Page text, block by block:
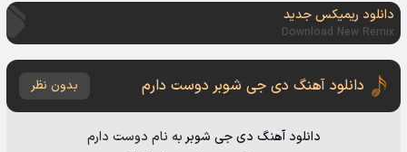
دانلود ریمیکس جدید
Download New Remix
دانلود آهنگ دی جی شوبر دوست دارم بدون نظر
دانلود آهنگ دی جی شوبر به نام دوست دارم